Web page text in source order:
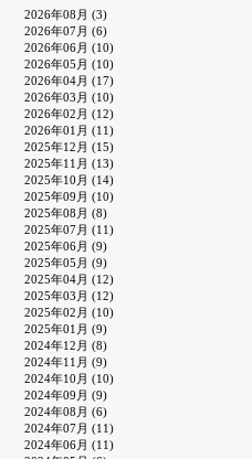
2026年08月 (3)
2026年07月 (6)
2026年06月 (10)
2026年05月 (10)
2026年04月 (17)
2026年03月 (10)
2026年02月 (12)
2026年01月 (11)
2025年12月 (15)
2025年11月 (13)
2025年10月 (14)
2025年09月 (10)
2025年08月 (8)
2025年07月 (11)
2025年06月 (9)
2025年05月 (9)
2025年04月 (12)
2025年03月 (12)
2025年02月 (10)
2025年01月 (9)
2024年12月 (8)
2024年11月 (9)
2024年10月 (10)
2024年09月 (9)
2024年08月 (6)
2024年07月 (11)
2024年06月 (11)